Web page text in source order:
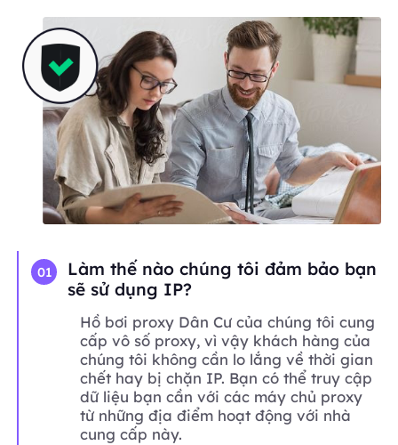
01
Làm thế nào chúng tôi đảm bảo bạn
sẽ sử dụng IP?
Hồ bơi proxy Dân Cư của chúng tôi cung
cấp vô số proxy, vì vậy khách hàng của
chúng tôi không cần lo lắng về thời gian
chết hay bị chặn IP. Bạn có thể truy cập
dữ liệu bạn cần với các máy chủ proxy
từ những địa điểm hoạt động với nhà
cung cấp này.